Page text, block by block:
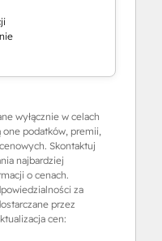
wyłącznie w celach
podatków, premii,
Skontaktuj
najbardziej
o cenach.
za
przez
cen: